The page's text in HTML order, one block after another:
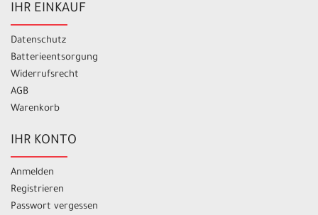
IHR EINKAUF
Datenschutz
Batterieentsorgung
Widerrufsrecht
AGB
Warenkorb
IHR KONTO
Anmelden
Registrieren
Passwort vergessen